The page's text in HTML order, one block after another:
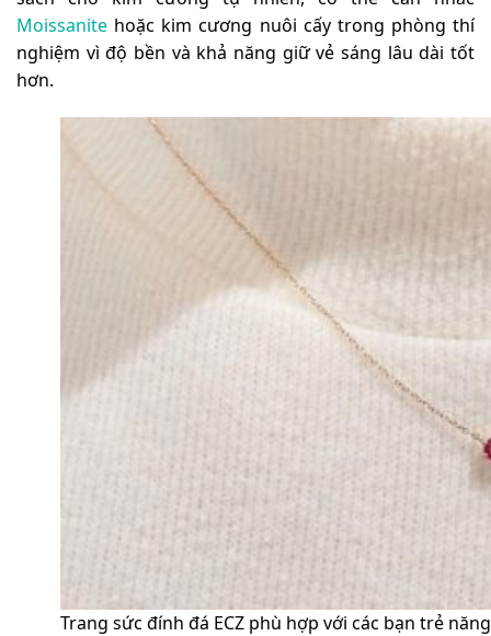
Moissanite hoặc kim cương nuôi cấy trong phòng thí
nghiệm vì độ bền và khả năng giữ vẻ sáng lâu dài tốt
hơn.
Trang sức đính đá ECZ phù hợp với các bạn trẻ